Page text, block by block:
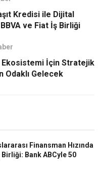
Kredisi ile Dijital
ve Fiat İş Birliği
Ekosistemi İçin Stratejik
Odaklı Gelecek
Finansman Hızında
Bank ABCyle 50